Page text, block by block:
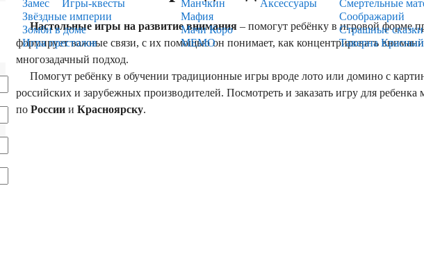
Игры-квесты
Аксессуары
Замес
Звёздные империи
Зомби в доме
Игра престолов
Манчкин
Мафия
Мачи Коро
МЕМО
Смертельные
Соображарий
Страшные сказки
Таверна
Настольные игры на развитие внимания – помогут ребёнку в игровой форме
формирует важные связи, с их помощью он понимает, как концентрировать
многозадачный подход.
Помогут ребёнку в обучении традиционные игры вроде лото или домино с
российских и зарубежных производителей. Посмотреть и заказать игру для
по России и Красноярску.